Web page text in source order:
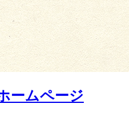
ームページ